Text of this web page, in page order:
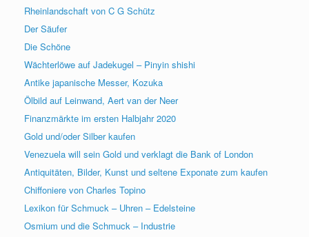
Rheinlandschaft von C G Schütz
Der Säufer
Die Schöne
Wächterlöwe auf Jadekugel – Pinyin shishi
Antike japanische Messer, Kozuka
Ölbild auf Leinwand, Aert van der Neer
Finanzmärkte im ersten Halbjahr 2020
Gold und/oder Silber kaufen
Venezuela will sein Gold und verklagt die Bank of London
Antiquitäten, Bilder, Kunst und seltene Exponate zum kaufen
Chiffoniere von Charles Topino
Lexikon für Schmuck – Uhren – Edelsteine
Osmium und die Schmuck – Industrie